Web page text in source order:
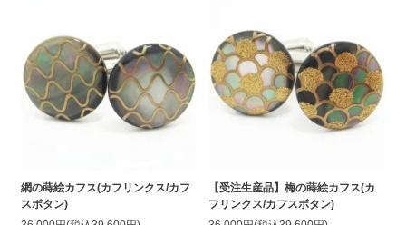
網の蒔絵カフス(カフリンクス/カフ
スボタン)
【受注生産品】梅の蒔絵カフス(カ
フリンクス/カフスボタン)